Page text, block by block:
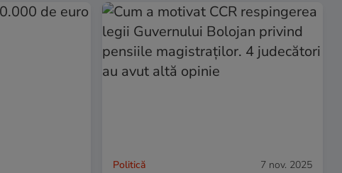
Politică 7 nov. 2025